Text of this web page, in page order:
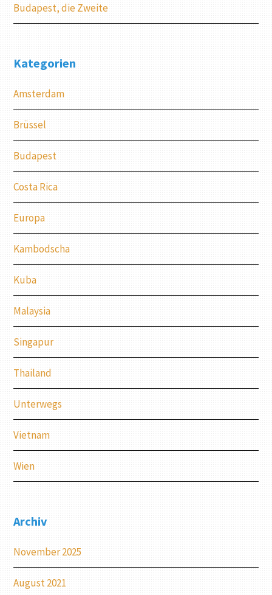
Budapest, die Zweite
Kategorien
Amsterdam
Brüssel
Budapest
Costa Rica
Europa
Kambodscha
Kuba
Malaysia
Singapur
Thailand
Unterwegs
Vietnam
Wien
Archiv
November 2025
August 2021